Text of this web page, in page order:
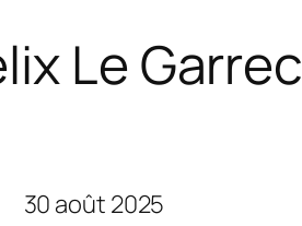
Le Garrec
30 août 2025